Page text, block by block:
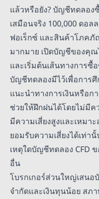
แล้วหรือยัง? บัญชีทดลอง
เสมือนจริง 100,000 ดอ
ฟอเร็กซ์ และสินค้าโภค
มากมาย เปิดบัญชีของคุณ
และเริ่มต้นเส้นทางการ
บัญชีทดลองมีไว้เพื่อการ
แนะนำทางการเงินหรือ
ช่วยให้ฝึกฝนได้โดยไม่มีค
มีความเสี่ยงสูงและเหม
ยอมรับความเสี่ยงได้เท่า
เหตุใดบัญชีทดลอง CFD
อื่น
โบรกเกอร์ส่วนใหญ่เสน
จำกัดและเงินทุนน้อย สภ